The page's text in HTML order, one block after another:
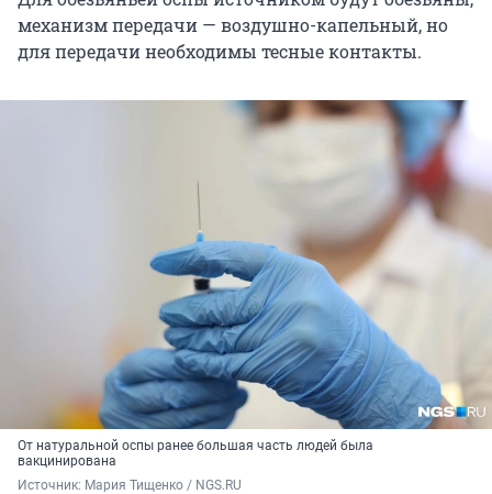
механизм передачи — воздушно-капельный, но
для передачи необходимы тесные контакты.
От натуральной оспы ранее большая часть людей была
вакцинирована
Источник: Мария Тищенко / NGS.RU